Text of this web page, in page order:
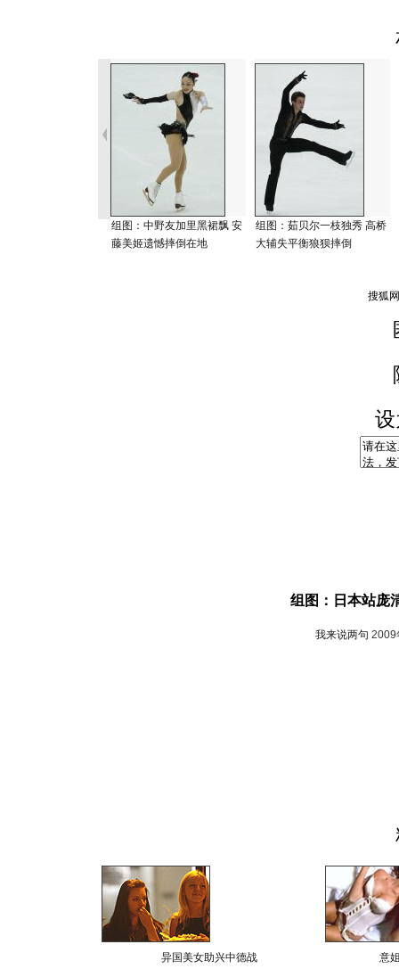
组图：中野友加里黑裙飘 安
藤美姬遗憾摔倒在地
组图：茹贝尔一枝独秀 高桥
大辅失平衡狼狈摔倒
组图：日本站庞
我来说两句 2009
异国美女助兴中德战 意